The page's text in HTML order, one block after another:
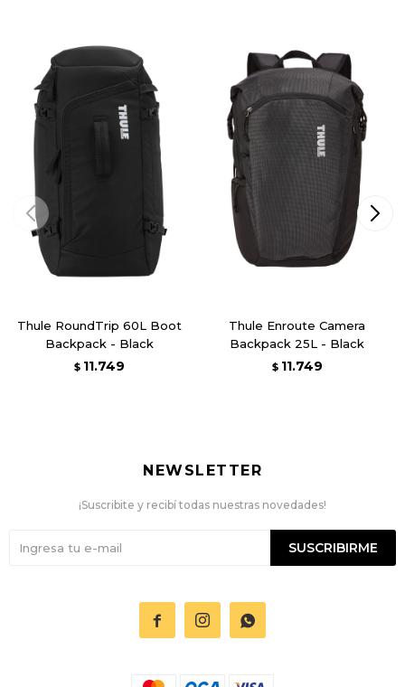
Thule RoundTrip 60L Boot
Backpack - Black
$ 11.749
Thule Enroute Camera
Backpack 25L - Black
$ 11.749
  
NEWSLETTER
¡Suscribite y recibí todas nuestras novedades!
SUSCRIBIRME